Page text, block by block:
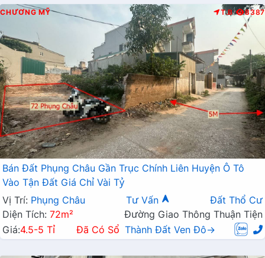
CHƯƠNG MỸ T.B 8387
Bán Đất Phụng Châu Gần Trục Chính Liên Huyện Ô Tô
Vào Tận Đất Giá Chỉ Vài Tỷ
Vị Trí: Phụng Châu Tư Vấn
Đất Thổ Cư
Diện Tích: 72m²
Đường Giao Thông Thuận Tiện
Giá:4.5-5 Tỉ Đã Có Sổ Thành Đất Ven Đô→